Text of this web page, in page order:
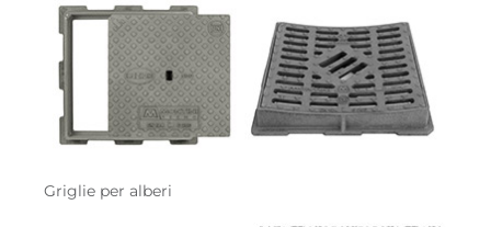
Griglie per alberi